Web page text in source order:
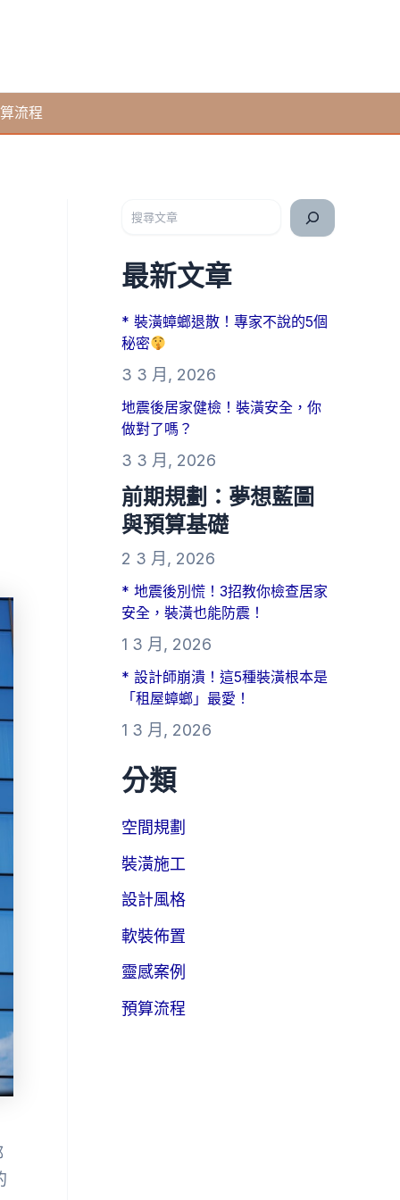
流程
最新文章
* 裝潢蟑螂退散！專家不說的5個
秘密
3 3 月, 2026
地震後居家健檢！裝潢安全，你
做對了嗎？
3 3 月, 2026
前期規劃：夢想藍圖
與預算基礎
2 3 月, 2026
* 地震後別慌！3招教你檢查居家
安全，裝潢也能防震！
1 3 月, 2026
* 設計師崩潰！這5種裝潢根本是
「租屋蟑螂」最愛！
1 3 月, 2026
分類
空間規劃
裝潢施工
設計風格
軟裝佈置
靈感案例
預算流程